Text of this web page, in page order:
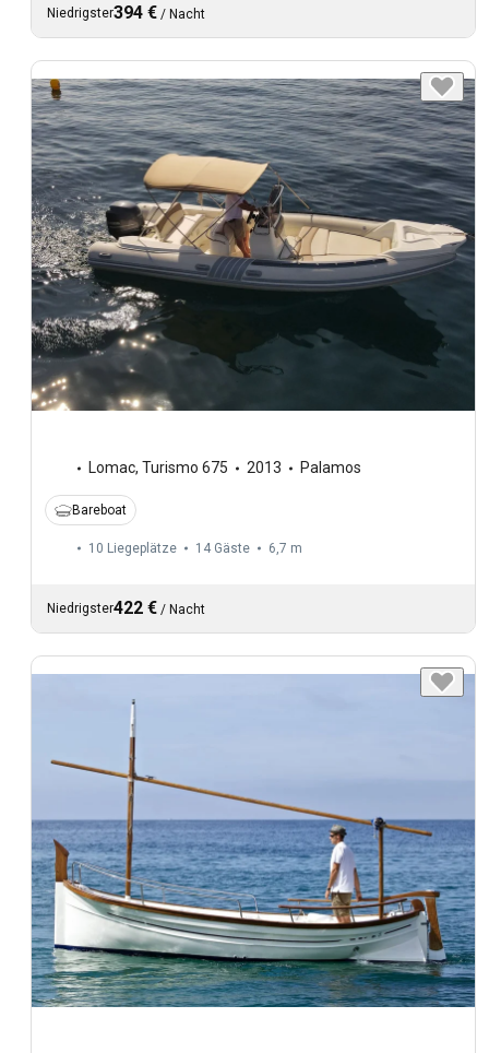
Niedrigster394 € / Nacht
Lomac, Turismo 675 2013 Palamos
Bareboat
10 Liegeplätze 14 Gäste 6,7 m
Niedrigster422 € / Nacht